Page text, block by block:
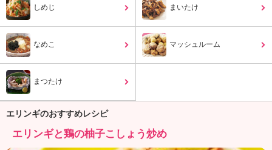
エ
ケ
ョ
み
ん
しめじ まいたけ
なめこ マッシュルーム
まつたけ
エリンギのおすすめレシピ
エリンギと鶏の柚子こしょう炒め